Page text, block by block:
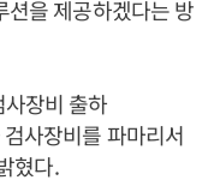
션을 제공하겠다는 방
장비 출하
사장비를 파마리서
혔다.